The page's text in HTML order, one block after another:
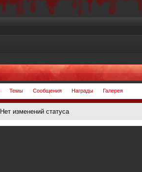
Темы Сообщения Награды Галерея
Нет изменений статуса